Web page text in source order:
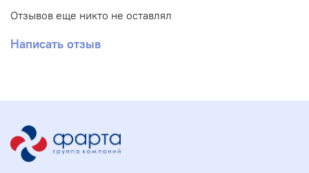
Отзывов еще никто не оставлял
Написать отзыв